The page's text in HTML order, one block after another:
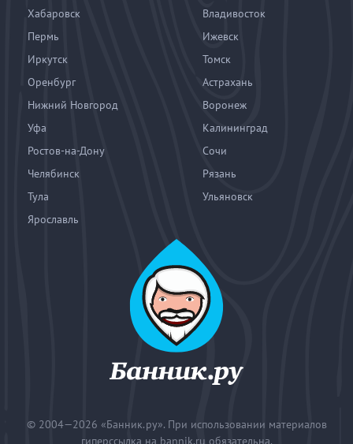
Хабаровск
Владивосток
Пермь
Ижевск
Иркутск
Томск
Оренбург
Астрахань
Нижний Новгород
Воронеж
Уфа
Калининград
Ростов-на-Дону
Сочи
Челябинск
Рязань
Тула
Ульяновск
Ярославль
© 2004—2026 «Банник.ру». При использовании материалов
гиперссылка на bannik.ru обязательна.